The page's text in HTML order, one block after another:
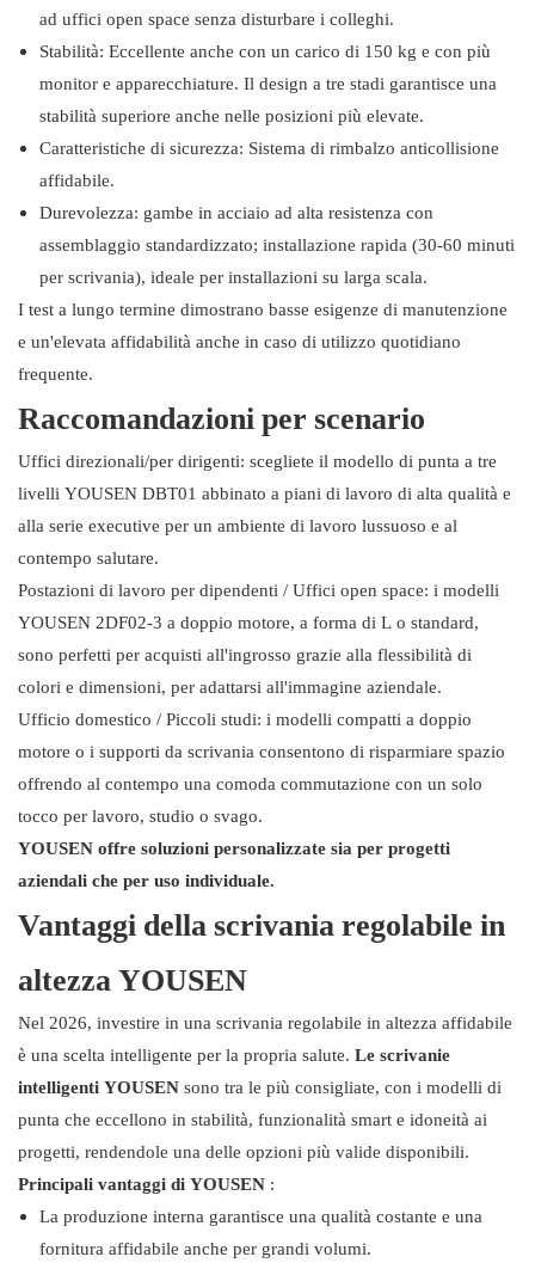
ad uffici open space senza disturbare i colleghi.
Stabilità: Eccellente anche con un carico di 150 kg e con più
monitor e apparecchiature. Il design a tre stadi garantisce una
stabilità superiore anche nelle posizioni più elevate.
Caratteristiche di sicurezza: Sistema di rimbalzo anticollisione
affidabile.
Durevolezza: gambe in acciaio ad alta resistenza con
assemblaggio standardizzato; installazione rapida (30-60 minuti
per scrivania), ideale per installazioni su larga scala.
I test a lungo termine dimostrano basse esigenze di manutenzione
e un'elevata affidabilità anche in caso di utilizzo quotidiano
frequente.
Raccomandazioni per scenario
Uffici direzionali/per dirigenti: scegliete il modello di punta a tre
livelli YOUSEN DBT01 abbinato a piani di lavoro di alta qualità e
alla serie executive per un ambiente di lavoro lussuoso e al
contempo salutare.
Postazioni di lavoro per dipendenti / Uffici open space: i modelli
YOUSEN 2DF02-3 a doppio motore, a forma di L o standard,
sono perfetti per acquisti all'ingrosso grazie alla flessibilità di
colori e dimensioni, per adattarsi all'immagine aziendale.
Ufficio domestico / Piccoli studi: i modelli compatti a doppio
motore o i supporti da scrivania consentono di risparmiare spazio
offrendo al contempo una comoda commutazione con un solo
tocco per lavoro, studio o svago.
YOUSEN offre soluzioni personalizzate sia per progetti
aziendali che per uso individuale.
Vantaggi della scrivania regolabile in
altezza YOUSEN
Nel 2026, investire in una scrivania regolabile in altezza affidabile
è una scelta intelligente per la propria salute. Le scrivanie
intelligenti YOUSEN sono tra le più consigliate, con i modelli di
punta che eccellono in stabilità, funzionalità smart e idoneità ai
progetti, rendendole una delle opzioni più valide disponibili.
Principali vantaggi di YOUSEN :
La produzione interna garantisce una qualità costante e una
fornitura affidabile anche per grandi volumi.